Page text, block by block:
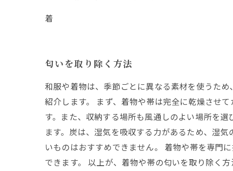
着
匂いを取り除く方法
和服や着物は、季節ごとに異なる素材を使うた
紹介します。 まず、着物や帯は完全に乾燥させ
す。また、収納する場所も風通しのよい場所を
ます。炭は、湿気を吸収する力があるため、湿
いものはおすすめできません。 着物や帯を専門
できます。 以上が、着物や帯の匂いを取り除く